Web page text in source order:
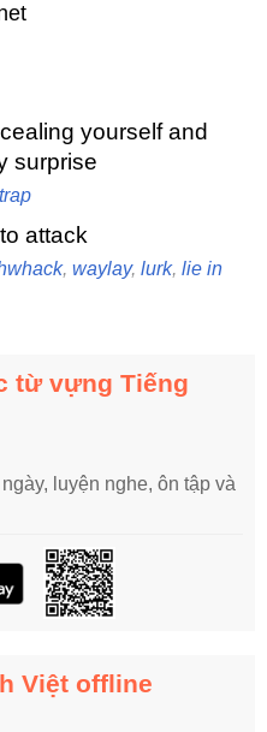
yourself and
surprise
trap
attack
, waylay, lurk, lie in
từ vựng Tiếng
luyện nghe, ôn tập và
Việt offline